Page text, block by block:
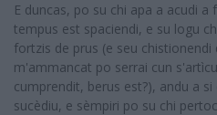
E duncas, po su chi apa a acudi
tempus est spaciendi, e su logu
fortzis de prus (e seu
m'ammancat po serrai cun
cumprendit, berus est?), andu a
sucèdiu, e sèmpiri po su chi